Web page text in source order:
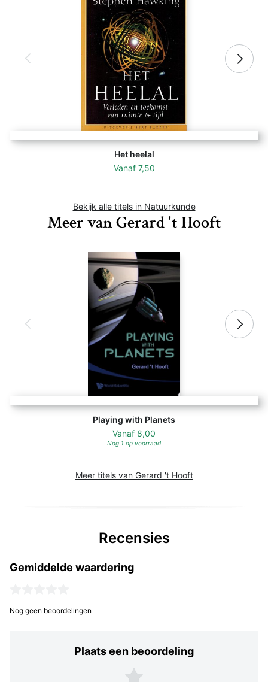
Het heelal
Vanaf 7,50
Bekijk alle titels in Natuurkunde
Meer van Gerard 't Hooft
Playing with Planets
Vanaf 8,00
Nog 1 op voorraad
Meer titels van Gerard 't Hooft
Recensies
Gemiddelde waardering
Nog geen beoordelingen
Plaats een beoordeling
Plaats een beoordeling
5 sterren